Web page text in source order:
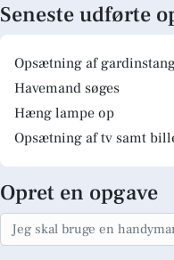
Seneste udførte
Opsætning af
Havemand søges
Hæng lampe op
Opsætning af tv samt
Opret en opgave